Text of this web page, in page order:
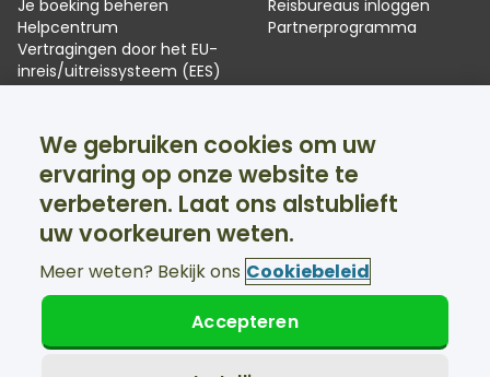
Je boeking beheren
Helpcentrum
Vertragingen door het EU-
inreis/uitreissysteem (EES)
Reisbureaus inloggen
Partnerprogramma
Over ons
Beoordelingen
Skitransfers
Facebook
Twitter
Support 24/7 beschikbaar
© Suntransfers.com 2026
We gebruiken cookies om uw
ervaring op onze website te
verbeteren. Laat ons alstublieft
uw voorkeuren weten.
Meer weten? Bekijk ons Cookiebeleid
Accepteren